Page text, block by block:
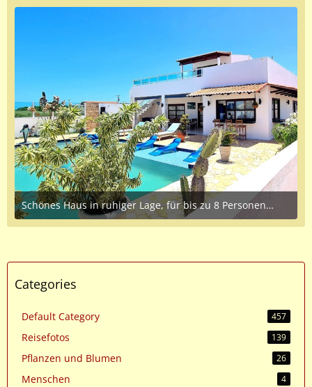
Schönes Haus in ruhiger Lage, für bis zu 8 Personen,zu vermieten.
April 8, 2023 at 1:25 PM
Categories
Default Category 457
Reisefotos 139
Pflanzen und Blumen 26
Menschen 4